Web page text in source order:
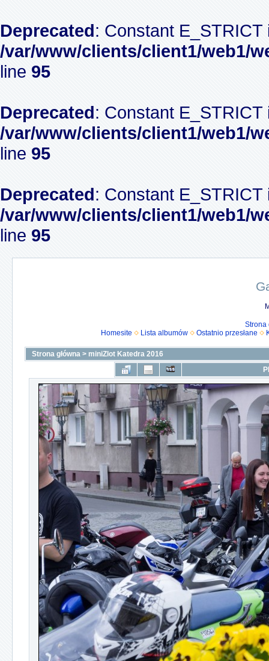
Deprecated: Constant
/var/www/clients/client1/web1/
line 95
Deprecated: Constant
/var/www/clients/client1/web1/
line 95
Deprecated: Constant
/var/www/clients/client1/web1/
line 95
Strona
Homesite
Lista albumów Ostatnio przesłane
Strona główna > miniZlot Katedra 2016